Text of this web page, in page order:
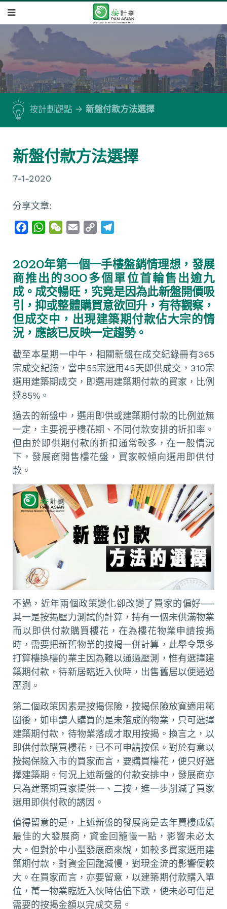
按計劃觀點 新盤付款方法選擇
新盤付款方法選擇
7-1-2020
分享文章:
e
b
o
o
k
W
t
s
A
p
p
W
h
a
t
i
l
y
L
i
n
k
e
g
r
a
m
2020年第一個一手樓盤銷情理想，發展
商推出的300多個單位首輪售出逾九
成。成交暢旺，究竟是因為此新盤開價吸
引，抑或整體購買意欲回升，有待觀察，
但成交中，出現建築期付款佔大宗的情
況，應該已反映一定趨勢。
截至本星期一中午，相關新盤在成交紀錄冊有365
宗成交紀錄，當中55宗選用45天即供成交，310宗
選用建築期成交，即選用建築期付款的買家，比例
達85%。
過去的新盤中，選用即供或建築期付款的比例並無
一定，主要視乎樓花期、不同付款安排的折扣率。
但由於即供期付款的折扣通常較多，在一般情況
下，發展商開售樓花盤，買家較傾向選用即供付
款。
不過，近年兩個政策變化卻改變了買家的偏好──
其一是按揭壓力測試的計算，持有一個未供滿物業
而以即供付款購買樓花，在為樓花物業申請按揭
時，需要把新舊物業的按揭一併計算，此舉令眾多
打算樓換樓的業主因為難以通過壓測，惟有選擇建
築期付款，待新居臨近入伙時，出售舊居以便通過
壓測。
第二個政策因素是按揭保險，按揭保險放寬適用範
圍後，如申請人購買的是未落成的物業，只可選擇
建築期付款，待物業落成才取用按揭。換言之，以
即供付款購買樓花，已不可申請按保。對於有意以
按揭保險入市的買家而言，要購買樓花，便只好選
擇建築期。何況上述新盤的付款安排中，發展商亦
只為建築期買家提供一、二按，進一步削減了買家
選用即供付款的誘因。
值得留意的是，上述新盤的發展商是去年賣樓成績
最佳的大發展商，資金回籠慢一點，影響未必太
大。但對於中小型發展商來說，如較多買家選用建
築期付款，對資金回籠減慢，對現金流的影響便較
大。在買家而言，亦要留意，以建築期付款購入單
位，萬一物業臨近入伙時估值下跌，便未必可借足
需要的按揭金額以完成交易。